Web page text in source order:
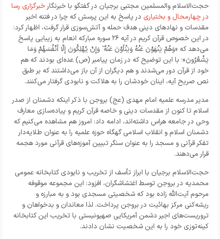
حجت‌الاسلام والمسلمین مجتبی برجیان در گفتگو با خبرنگار خبرگزاری رسا
در چهارمحال و بختیاری در پاسخ به این پرسش که چرا در فتنه اخیر
مقدسات و نهادهای دینی هدف حمله و آتش‌سوزی قرار گرفت، اظهار کرد:
در این خصوص قرآن کریم در آیه ۲۶ سوره مبارکه انعام به زیبایی پاسخ
می‌دهد که «وَهُمْ يَنْهَوْنَ عَنْهُ وَيَنْأَوْنَ عَنْهُ ۖ وَإِنْ يُهْلِكُونَ إِلَّا أَنْفُسَهُمْ وَمَا
يَشْعُرُونَ»؛ با این توضیح که در زمان پیامبر (ص) عده‌ای بودند که هم
خود از قرآن دور می‌شدند و هم دیگران از آن باز می‌داشتند که بر طبق
نص صریح آیه، اینان خودشان را به هلاکت و نابودی گرفتار می‌کنند.
مدیر مدرسه علمیه امام مهدی (عج) بروجن با ذکر اینکه دشمنان از صدر
اسلام تا کنون از مقدسات دینی و خاصه قرآن کریم و پیاده‌سازی معارف
وحی در جامعه هراس داشته‌اند، ادامه داد: امروز هم مشاهده می‌کنیم که
دشمنان اسلام و انقلاب اسلامی گهگاه حوزه علمیه را به عنوان طلایه‌دار
تفکر قرآنی و مسجد را به عنوان سنگر تبیین آموزه‌های قرآنی مورد هجمه
قرار می‌دهند.
حجت‌الاسلام برجیان با ابراز تأسف از تخریب و نابودی کتابخانه عمومی
محمدیه در بروجن توسط اغتشاشگران، افزود: این مجموعه موقوفه
مرحوم آیت‌الله زاده بود که شخصیتی مسجدی بود و به مبارزه و
ریشه‌کنی مرکز بهائیت در بروجن پرداخت. لذا معاندان و بدخواهان و
تروریست‌های اجیر دشمن آمریکایی صهیونیستی با تخریب این کتابخانه
کینه‌توزی خود را به این شخصیت نشان دادند.